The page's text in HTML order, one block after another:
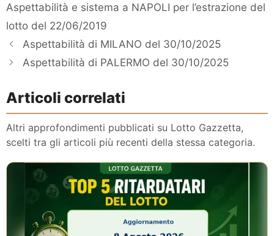
Aspettabilità e sistema a NAPOLI per l’estrazione del
lotto del 22/06/2019
Aspettabilità di MILANO del 30/10/2025
Aspettabilità di PALERMO del 30/10/2025
Articoli correlati
Altri approfondimenti pubblicati su Lotto Gazzetta,
scelti tra gli articoli più recenti della stessa categoria.